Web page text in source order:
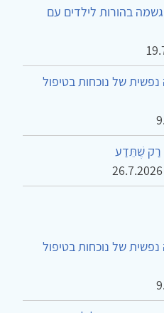
בהורות לילדים עם
של נוכחות בטיפול
רַק שֶׁתֵּדַע
26.7.2026
של נוכחות בטיפול